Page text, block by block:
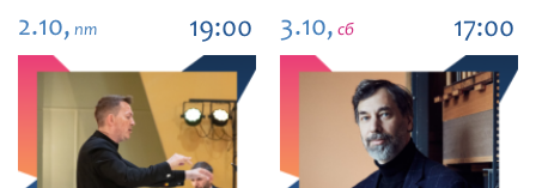
2.10, пт 19:00 3.10, сб 17:00